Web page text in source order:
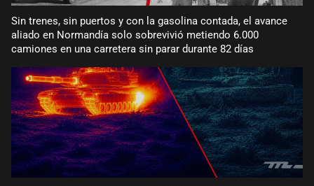
Sin trenes, sin puertos y con la gasolina contada, el avance
aliado en Normandía solo sobrevivió metiendo 6.000
camiones en una carretera sin parar durante 82 días